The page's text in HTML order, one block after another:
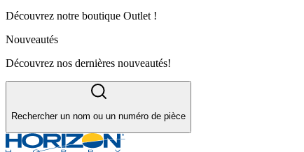
Découvrez notre boutique Outlet !
Nouveautés
Découvrez nos dernières nouveautés!
Rechercher un nom ou un numéro de pièce